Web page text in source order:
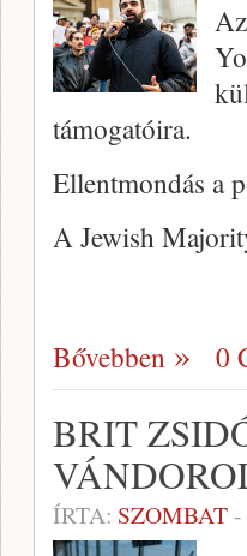
támogatóira.
Ellentmondás a
A Jewish
Bővebben 0
BRIT
ÍRTA: SZOMBAT-